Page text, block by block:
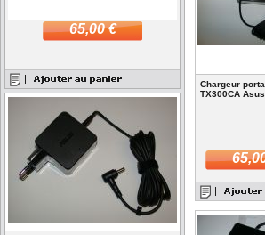
65,00 €
Chargeur
TX300CA